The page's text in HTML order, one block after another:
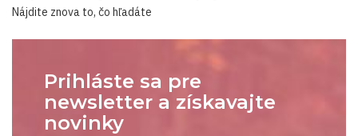
Nájdite znova to, čo hľadáte
Prihláste sa pre
newsletter a získavajte
novinky